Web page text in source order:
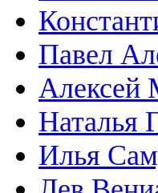
Павел
Алексей
Наталья
Илья